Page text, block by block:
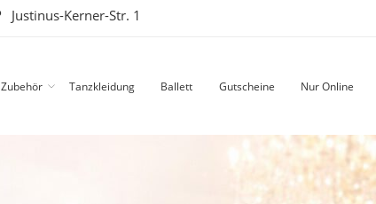
Justinus-Kerner-Str. 1
Zubehör Tanzkleidung Ballett Gutscheine Nur Online